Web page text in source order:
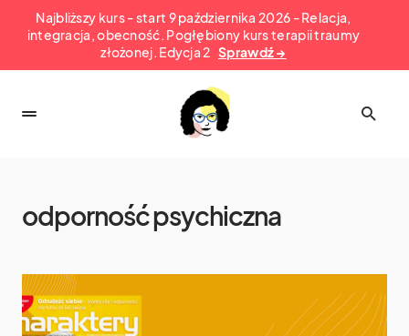
Najbliższy kurs - start 9 października 2026 - Relacja,
integracja, obecność. Pogłębiony kurs terapii traumy
złożonej. Edycja 2 Sprawdź →
odporność psychiczna